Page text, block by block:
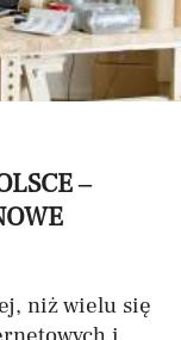
–
niż wielu się